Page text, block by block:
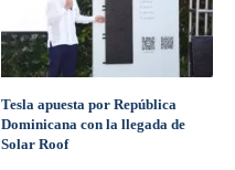
Tesla apuesta por República
Dominicana con la llegada de
Solar Roof